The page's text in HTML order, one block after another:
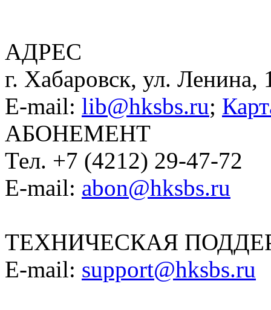
АДРЕС
г. Хабаровск, ул. Ленина,
E-mail: lib@hksbs.ru;
АБОНЕМЕНТ
Тел. +7 (4212) 29-47-72
E-mail: abon@hksbs.ru
ТЕХНИЧЕСКАЯ
E-mail: support@hksbs.ru